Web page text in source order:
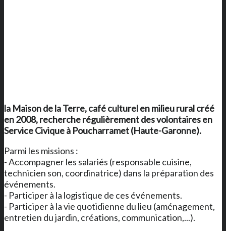
la Maison de la Terre, café culturel en milieu rural créé
en 2008, recherche régulièrement des volontaires en
Service Civique à Poucharramet (Haute-Garonne).
Parmi les missions :
- Accompagner les salariés (responsable cuisine,
technicien son, coordinatrice) dans la préparation des
événements.
- Participer à la logistique de ces événements.
- Participer à la vie quotidienne du lieu (aménagement,
entretien du jardin, créations, communication,...).